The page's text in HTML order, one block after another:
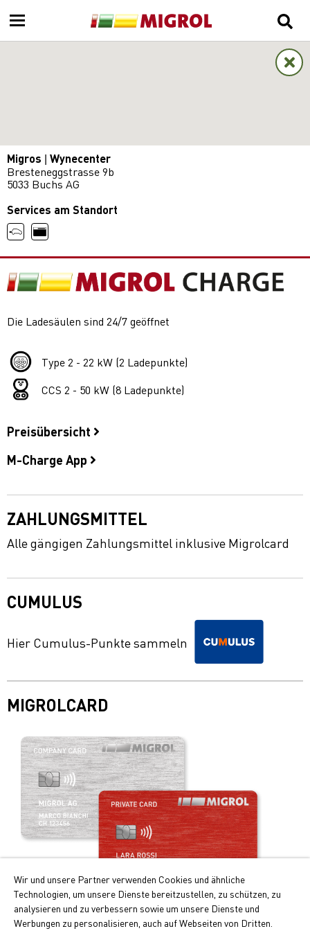
Migros | Wynecenter
Bresteneggstrasse 9b
5033 Buchs AG
Services am Standort
Die Ladesäulen sind 24/7 geöffnet
Type 2 - 22 kW (2 Ladepunkte)
CCS 2 - 50 kW (8 Ladepunkte)
Preisübersicht
M-Charge App
ZAHLUNGSMITTEL
Alle gängigen Zahlungsmittel inklusive Migrolcard
CUMULUS
Hier Cumulus-Punkte sammeln
MIGROLCARD
Wir und unsere Partner verwenden Cookies und ähnliche
Technologien, um unsere Dienste bereitzustellen, zu schützen, zu
analysieren und zu verbessern sowie um unsere Dienste und
Werbungen zu personalisieren, auch auf Webseiten von Dritten.